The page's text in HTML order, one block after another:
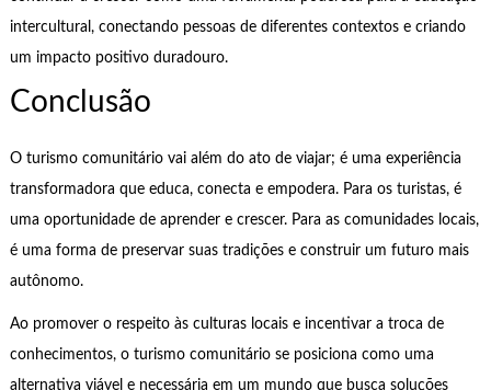
intercultural, conectando pessoas de diferentes contextos e criando
um impacto positivo duradouro.
Conclusão
O turismo comunitário vai além do ato de viajar; é uma experiência
transformadora que educa, conecta e empodera. Para os turistas, é
uma oportunidade de aprender e crescer. Para as comunidades locais,
é uma forma de preservar suas tradições e construir um futuro mais
autônomo.
Ao promover o respeito às culturas locais e incentivar a troca de
conhecimentos, o turismo comunitário se posiciona como uma
alternativa viável e necessária em um mundo que busca soluções